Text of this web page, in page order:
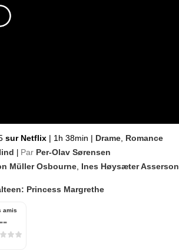
sur Netflix | 1h 38min | Drame Romance
| Par Per-Olav Sørensen
Müller Osbourne Ines Høysæter Asserson
Princess Margrethe
amis
--